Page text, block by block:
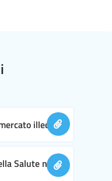
illecito
Salute nella